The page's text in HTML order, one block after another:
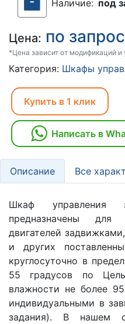
Наличие: под
Цена: по
*Цена зависит от модификаций и
Категория: Шкафы
Купить в 1 клик
Написать в
Описание Все
Шкаф управления
предназначены
двигателей
и других
круглосуточно в
55 градусов по
влажности не более
индивидуальными в
задания). В нашем